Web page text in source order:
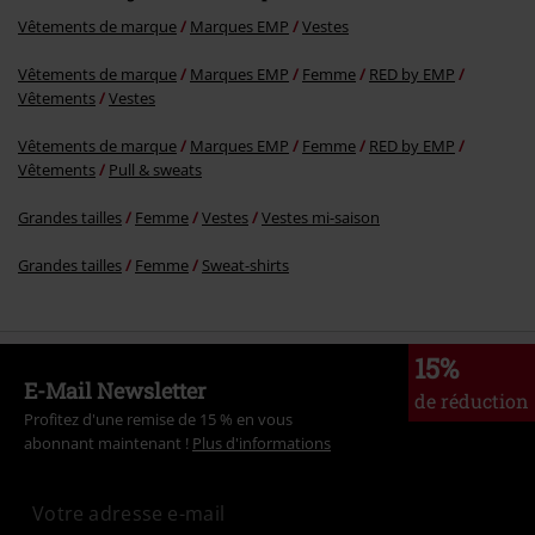
Vêtements de marque Marques EMP Vestes
Vêtements de marque Marques EMP Femme
RED by EMP
Vêtements
Vestes
Vêtements de marque Marques EMP Femme
RED by EMP
Vêtements
Pull & sweats
Grandes tailles Femme Vestes Vestes mi-saison
Grandes tailles Femme Sweat-shirts
15%
de réduction
E-Mail Newsletter
Profitez d'une remise de 15 % en vous
abonnant maintenant ! Plus d'informations